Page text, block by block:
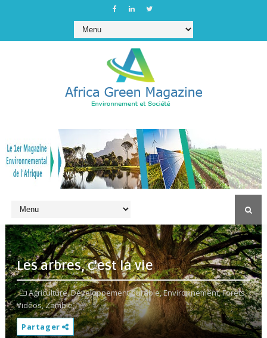
Les arbres, c'est la vie
Agriculture,Développement durable,Environnement,Forêts,
Vidéos,Zambie,
Partager